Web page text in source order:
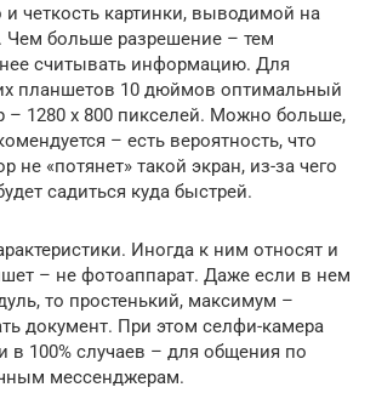
и четкость картинки, выводимой на
Чем больше разрешение – тем
считывать информацию. Для
планшетов 10 дюймов оптимальный
– 1280 х 800 пикселей. Можно больше,
– есть вероятность, что
не «потянет» такой экран, из-за чего
садиться куда быстрей.
Иногда к ним относят и
– не фотоаппарат. Даже если в нем
то простенький, максимум –
документ. При этом селфи-камера
в 100% случаев – для общения по
мессенджерам.